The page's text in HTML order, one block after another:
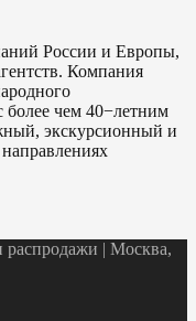
России и Европы,
Компания
более чем 40−летним
экскурсионный и
| Москва,